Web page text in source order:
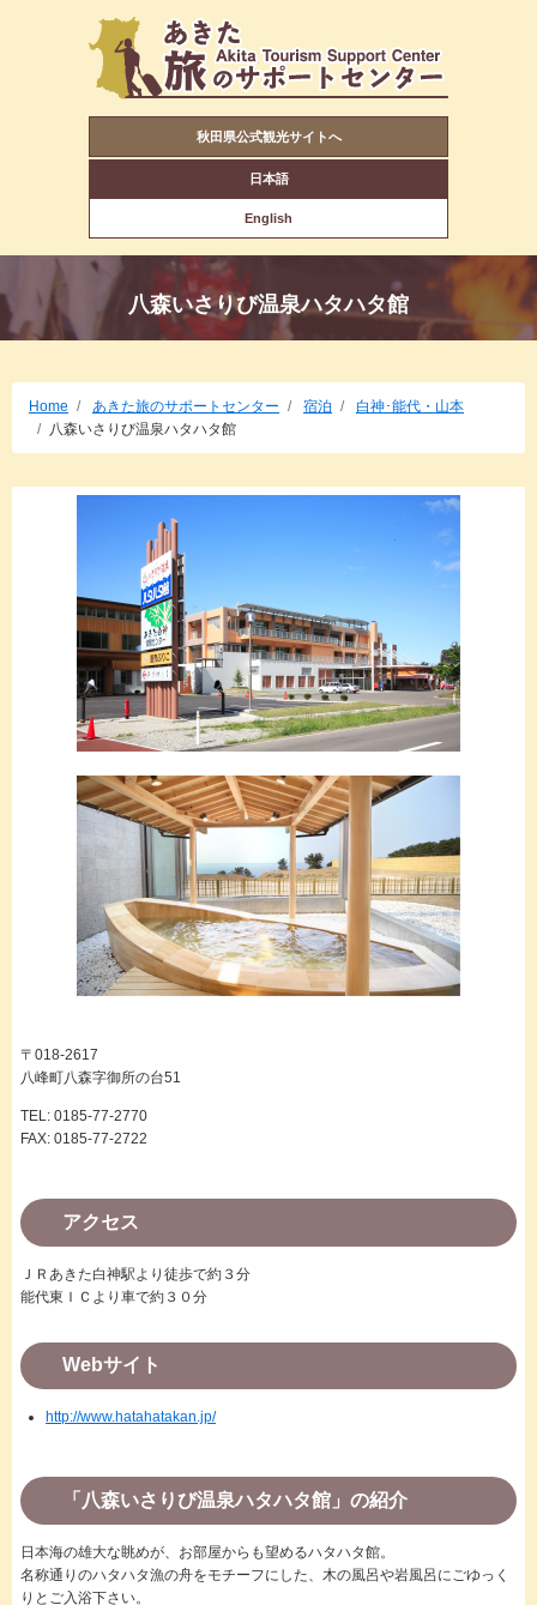
秋田県公式観光サイトへ
日本語
English
八森いさりび温泉ハタハタ館
Home あきた旅のサポートセンター 宿泊
白神･能代・山本
八森いさりび温泉ハタハタ館
〒018-2617
八峰町八森字御所の台51
TEL: 0185-77-2770
FAX: 0185-77-2722
アクセス
ＪＲあきた白神駅より徒歩で約３分
能代東ＩＣより車で約３０分
Webサイト
http://www.hatahatakan.jp/
「八森いさりび温泉ハタハタ館」の紹介
日本海の雄大な眺めが、お部屋からも望めるハタハタ館。
名称通りのハタハタ漁の舟をモチーフにした、木の風呂や岩風呂にごゆっく
りとご入浴下さい。